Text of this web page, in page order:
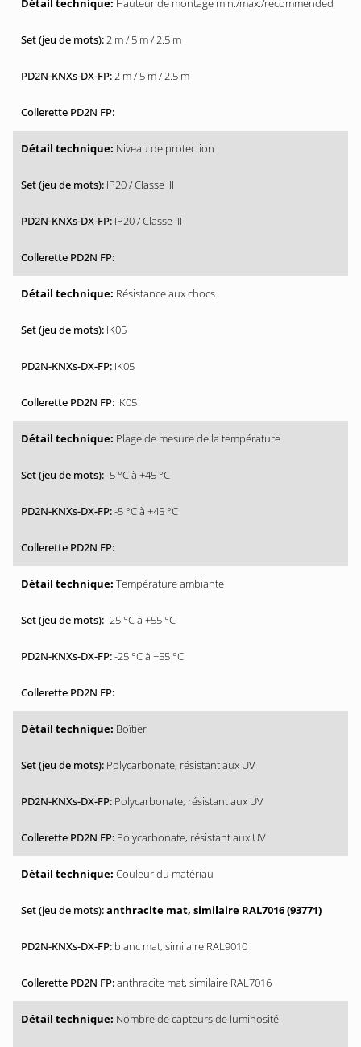
Hauteur de montage min./max./recommended
2 m / 5 m / 2.5 m
2 m / 5 m / 2.5 m
Niveau de protection
IP20 / Classe III
IP20 / Classe III
Résistance aux chocs
IK05
IK05
IK05
Plage de mesure de la température
-5 °C à +45 °C
-5 °C à +45 °C
Température ambiante
-25 °C à +55 °C
-25 °C à +55 °C
Boîtier
Polycarbonate, résistant aux UV
Polycarbonate, résistant aux UV
Polycarbonate, résistant aux UV
Couleur du matériau
anthracite mat, similaire RAL7016 (93771)
blanc mat, similaire RAL9010
anthracite mat, similaire RAL7016
Nombre de capteurs de luminosité